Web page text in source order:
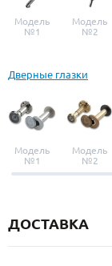
Модель
№1
Модель
№2
Дверные глазки
Модель
№1
Модель
№2
ДОСТАВКА